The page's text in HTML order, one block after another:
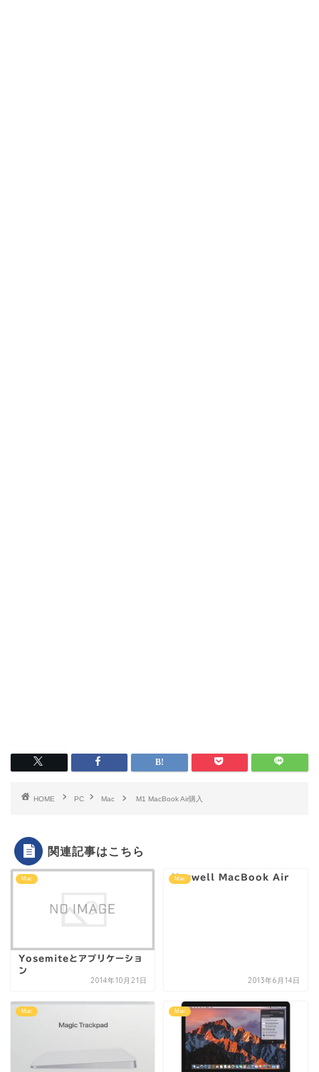
HOME PC Mac M1 MacBook Air購入
関連記事はこちら
Mac
Yosemiteとアプリケーショ
ン
2014年10月21日
Mac
Haswell MacBook Air
2013年6月14日
Mac Mac